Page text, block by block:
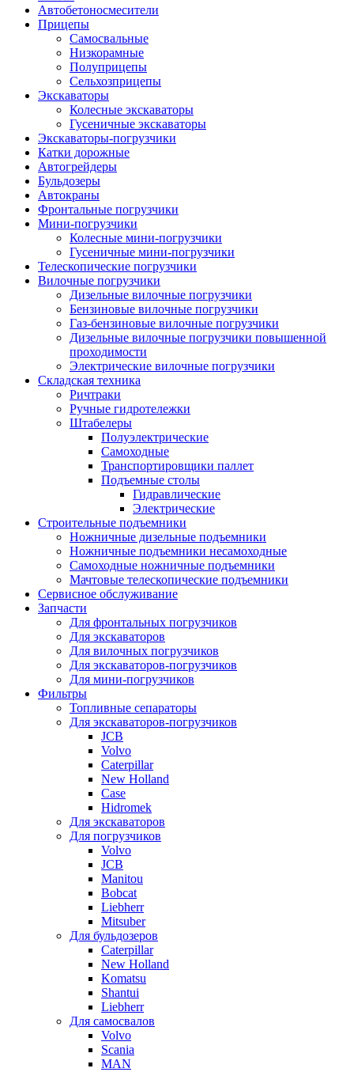
Автобетоно­смесители
Прицепы
Самосвальные
Низкорамные
Полуприцепы
Сельхозприцепы
Экскаваторы
Колесные экскаваторы
Гусеничные экскаваторы
Экскаваторы-погрузчики
Катки дорожные
Автогрейдеры
Бульдозеры
Автокраны
Фронтальные погрузчики
Мини-погрузчики
Колесные мини-погрузчики
Гусеничные мини-погрузчики
Телескопические погрузчики
Вилочные погрузчики
Дизельные вилочные погрузчики
Бензиновые вилочные погрузчики
Газ-бензиновые вилочные погрузчики
Дизельные вилочные погрузчики повышенной
проходимости
Электрические вилочные погрузчики
Складская техника
Ричтраки
Ручные гидротележки
Штабелеры
Полуэлектрические
Самоходные
Транспортировщики паллет
Подъемные столы
Гидравлические
Электрические
Строительные подъемники
Ножничные дизельные подъемники
Ножничные подъемники несамоходные
Самоходные ножничные подъемники
Мачтовые телескопические подъемники
Сервисное обслуживание
Запчасти
Для фронтальных погрузчиков
Для экскаваторов
Для вилочных погрузчиков
Для экскаваторов-погрузчиков
Для мини-погрузчиков
Фильтры
Топливные сепараторы
Для экскаваторов-погрузчиков
JCB
Volvo
Caterpillar
New Holland
Case
Hidromek
Для экскаваторов
Для погрузчиков
Volvo
JCB
Manitou
Bobcat
Liebherr
Mitsuber
Для бульдозеров
Caterpillar
New Holland
Komatsu
Shantui
Liebherr
Для самосвалов
Volvo
Scania
MAN